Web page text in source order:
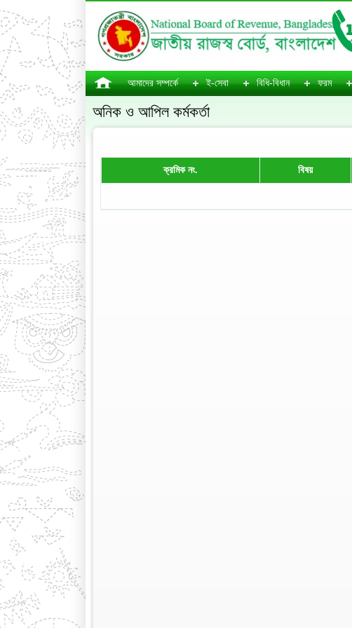
আমাদের সম্পর্কে ই-সেবা বিধি-বিধান ফরম
অনিক ও আপিল কর্মকর্তা
ক্রমিক নং. বিষয়